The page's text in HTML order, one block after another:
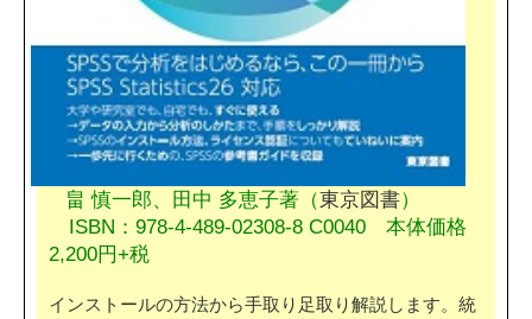
畠 慎一郎、田中 多恵子著（東京図書）
ISBN：978-4-489-02308-8 C0040 本体価格
2,200円+税
インストールの方法から手取り足取り解説します。統